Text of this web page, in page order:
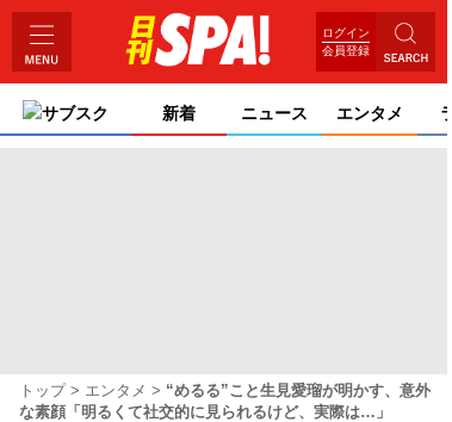
ログイン
会員登録
サブスク 新着 ニュース エンタメ
トップ エンタメ
“めるる”こと生見愛瑠が明かす、意外
な素顔「明るくて社交的に見られるけど、実際は…」